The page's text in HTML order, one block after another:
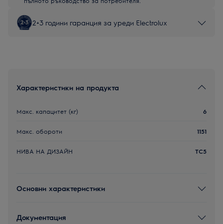
2+3 години гаранция за уреди Electrolux
Характеристики на продукта
Макс. капацитет (кг) 6
Макс. обороти 1151
НИВА НА ДИЗАЙН TC5
Основни характеристики
Документация